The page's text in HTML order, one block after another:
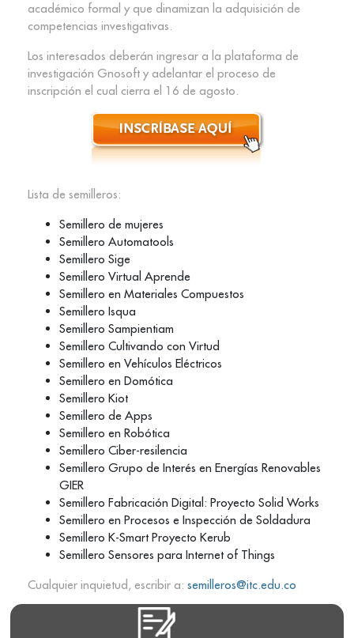
académico formal y que dinamizan la adquisición de
competencias investigativas.
Los interesados deberán ingresar a la plataforma de
investigación Gnosoft y adelantar el proceso de
inscripción el cual cierra el 16 de agosto.
Lista de semilleros:
Semillero de mujeres
Semillero Automatools
Semillero Sige
Semillero Virtual Aprende
Semillero en Materiales Compuestos
Semillero Isqua
Semillero Sampientiam
Semillero Cultivando con Virtud
Semillero en Vehículos Eléctricos
Semillero en Domótica
Semillero Kiot
Semillero de Apps
Semillero en Robótica
Semillero Ciber-resilencia
Semillero Grupo de Interés en Energías Renovables
GIER
Semillero Fabricación Digital: Proyecto Solid Works
Semillero en Procesos e Inspección de Soldadura
Semillero K-Smart Proyecto Kerub
Semillero Sensores para Internet of Things
Cualquier inquietud, escribir a: semilleros@itc.edu.co